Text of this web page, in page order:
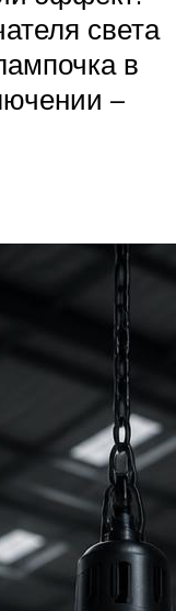
света
в
–